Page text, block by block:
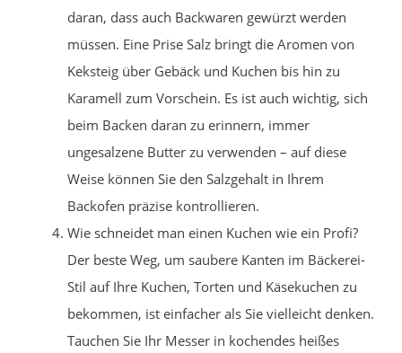
daran, dass auch Backwaren gewürzt werden
müssen. Eine Prise Salz bringt die Aromen von
Keksteig über Gebäck und Kuchen bis hin zu
Karamell zum Vorschein. Es ist auch wichtig, sich
beim Backen daran zu erinnern, immer
ungesalzene Butter zu verwenden – auf diese
Weise können Sie den Salzgehalt in Ihrem
Backofen präzise kontrollieren.
Wie schneidet man einen Kuchen wie ein Profi?
Der beste Weg, um saubere Kanten im Bäckerei-
Stil auf Ihre Kuchen, Torten und Käsekuchen zu
bekommen, ist einfacher als Sie vielleicht denken.
Tauchen Sie Ihr Messer in kochendes heißes